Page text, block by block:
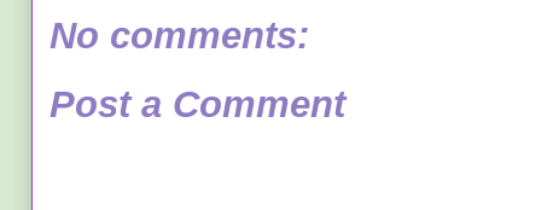
No comments:
Post a Comment